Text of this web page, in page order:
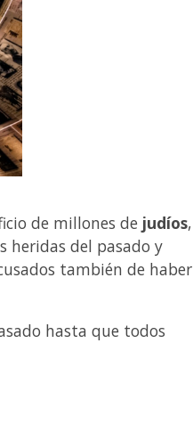
de millones de judíos,
heridas del pasado y
también de haber
hasta que todos